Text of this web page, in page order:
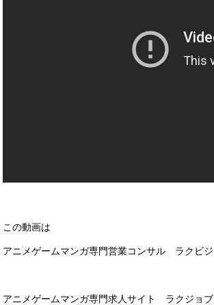
この動画は
アニメゲームマンガ専門営業コンサル ラクビジ
アニメゲームマンガ専門求人サイト ラクジョブ